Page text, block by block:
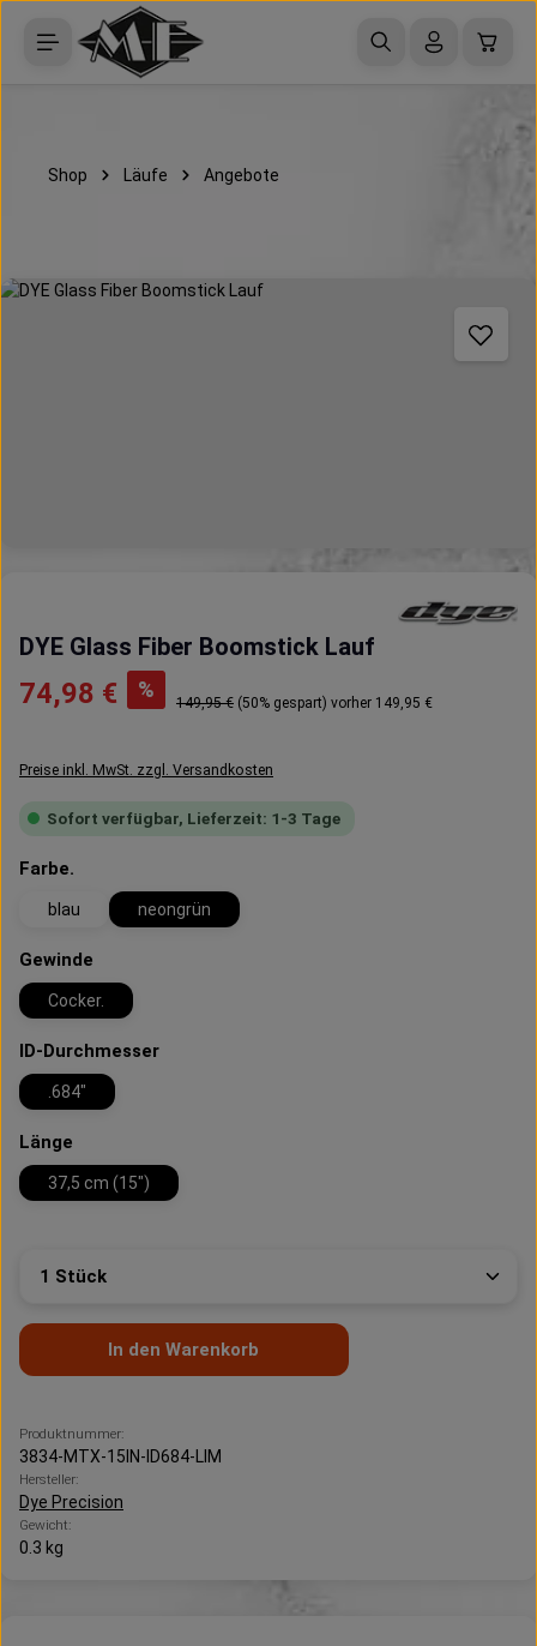
Zum Hauptinhalt springen
Shop Läufe Angebote
Bildergalerie überspringen
DYE Glass Fiber Boomstick Lauf
Verkaufspreis:
74,98 € % Regulärer Preis:
149,95 € (50% gespart) vorher 149,95 €
Preise inkl. MwSt. zzgl. Versandkosten
Sofort verfügbar, Lieferzeit: 1-3 Tage
Farbe.
blau neongrün
Gewinde
Cocker.
ID-Durchmesserauswählen
.684"
Länge
37,5 cm (15")
Produkt Anzahl: Gib den gewünschten Wert ein
In den Warenkorb
Produktnummer:
3834-MTX-15IN-ID684-LIM
Hersteller:
Dye Precision
Gewicht:
0.3 kg